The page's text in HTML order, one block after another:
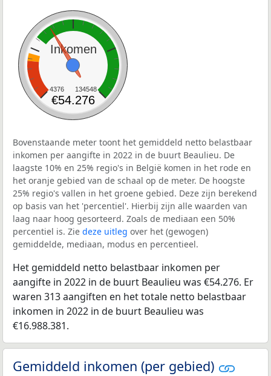
Inkomen
4376 134548
€54.276
Bovenstaande meter toont het gemiddeld netto belastbaar
inkomen per aangifte in 2022 in de buurt Beaulieu. De
laagste 10% en 25% regio's in België komen in het rode en
het oranje gebied van de schaal op de meter. De hoogste
25% regio's vallen in het groene gebied. Deze zijn berekend
op basis van het 'percentiel'. Hierbij zijn alle waarden van
laag naar hoog gesorteerd. Zoals de mediaan een 50%
percentiel is. Zie deze uitleg over het (gewogen)
gemiddelde, mediaan, modus en percentieel.
Het gemiddeld netto belastbaar inkomen per
aangifte in 2022 in de buurt Beaulieu was €54.276. Er
waren 313 aangiften en het totale netto belastbaar
inkomen in 2022 in de buurt Beaulieu was
€16.988.381.
Gemiddeld inkomen (per gebied)